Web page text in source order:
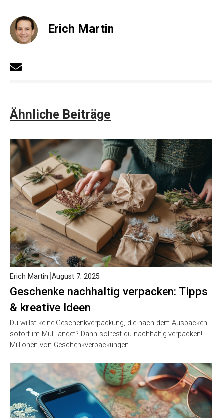
Erich Martin
Ähnliche Beiträge
Geschenke nachhaltig verpacken: Tipps
& kreative Ideen
Erich Martin August 7, 2025
Du willst keine Geschenkverpackung, die nach dem Auspacken
sofort im Müll landet? Dann solltest du nachhaltig verpacken!
Millionen von Geschenkverpackungen…